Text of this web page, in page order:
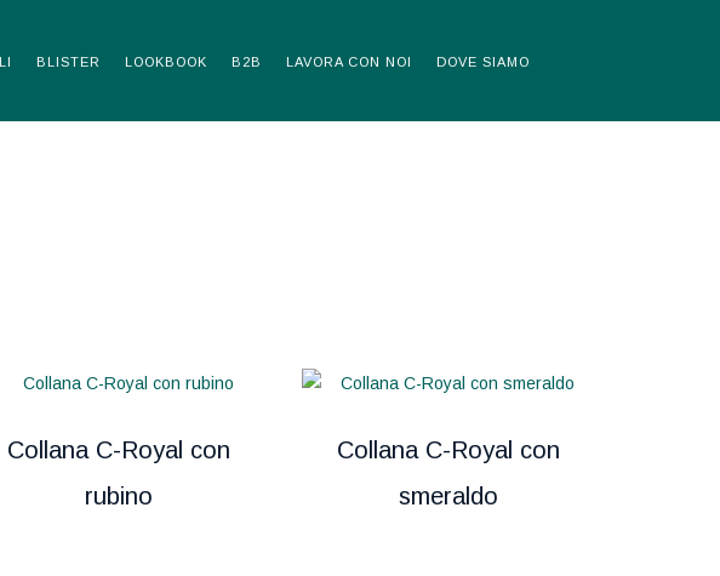
BLISTER LOOKBOOK B2B LAVORA CON NOI DOVE SIAMO
Collana C-Royal con
rubino
Collana C-Royal con
smeraldo